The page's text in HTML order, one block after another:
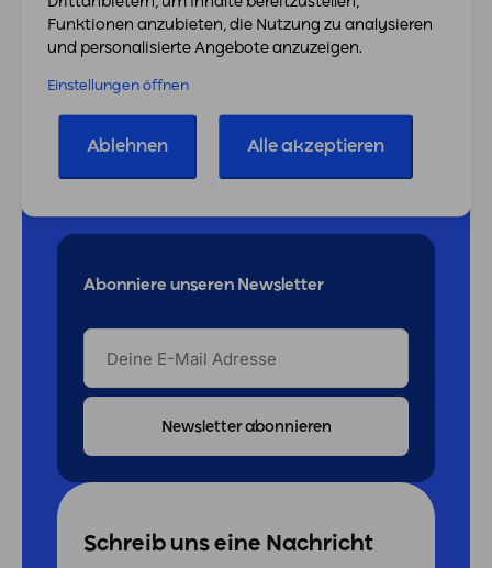
Wir sind für dich da.
Unser Team aus Experten unterstützt dich bei
jedem Schritt.
Egal ob du eine technische Frage hast oder
Abonniere unseren Newsletter
DEINE
MAIL
ADRESSE
Schreib uns eine Nachricht
Funktionen anzubieten, die Nutzung zu analysieren
und personalisierte Angebote anzuzeigen.
Einstellungen öffnen
Ablehnen Alle akzeptieren